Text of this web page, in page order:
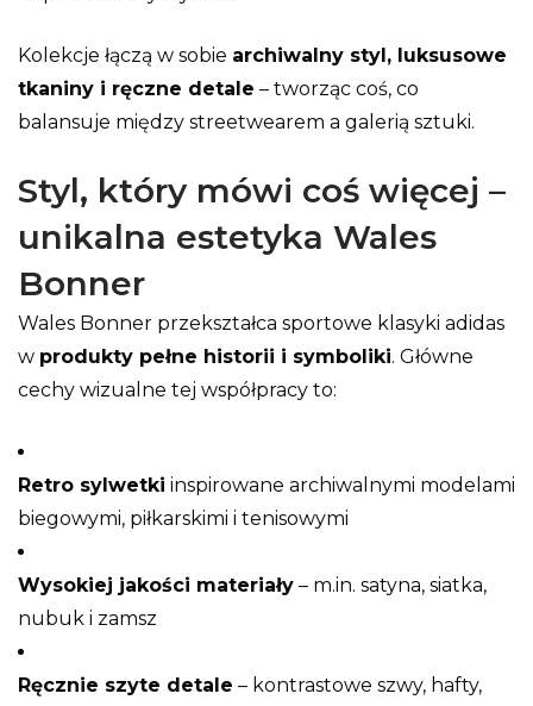
Kolekcje łączą w sobie archiwalny styl, luksusowe
tkaniny i ręczne detale – tworząc coś, co
balansuje między streetwearem a galerią sztuki.
Styl, który mówi coś więcej –
unikalna estetyka Wales
Bonner
Wales Bonner przekształca sportowe klasyki adidas
w produkty pełne historii i symboliki. Główne
cechy wizualne tej współpracy to:
Retro sylwetki inspirowane archiwalnymi modelami
biegowymi, piłkarskimi i tenisowymi
Wysokiej jakości materiały – m.in. satyna, siatka,
nubuk i zamsz
Ręcznie szyte detale – kontrastowe szwy, hafty,